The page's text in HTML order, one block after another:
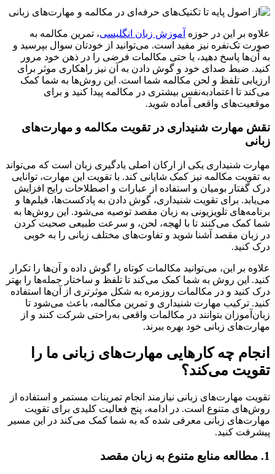
علاوه بر این در حوزه آموزش زبان انگلیسی، تمرین مکالمه به
صورت تک‌نفره نیز مفید است. می‌توانید از خودتان سوال بپرسید و
به آن‌ها پاسخ دهید، یا حتی مکالمات فرضی را در ذهن خود مرور
کنید. ضبط صدای خود و گوش دادن به آن نیز راهکاری موثر برای
ارزیابی تلفظ و لحن مکالمه شما است. این روش‌ها به شما کمک
می‌کند تا اعتمادبه‌نفس بیشتری در مکالمه پیدا کنید و برای
موقعیت‌های واقعی آماده شوید.
نقش مهارت شنیداری در تقویت مکالمه و مهارت‌های
زبانی
مهارت شنیداری یکی از ارکان اصلی یادگیری زبان است که می‌تواند
به تقویت مکالمه نیز کمک شایانی کند. با تقویت این مهارت، توانایی
درک گفتار بومیان و استفاده از عبارات و اصطلاحات رایج افزایش
می‌یابد. برای تقویت شنیداری، گوش دادن به پادکست‌ها، فیلم‌ها و
برنامه‌های تلویزیونی به زبان مقصد توصیه می‌شود. این روش‌ها به
شما کمک می‌کنند تا با لهجه، لحن، و سرعت طبیعی صحبت کردن
در زبان مقصد آشنا شوید و تفاوت‌های مختلف زبانی را به خوبی
درک کنید.
علاوه بر این، می‌توانید مکالمات کوتاه را گوش داده و آن‌ها را تکرار
کنید. این روش به شما کمک می‌کند تا تلفظ و ساختار جمله‌ها را بهتر
درک کنید و در مکالمات روزمره به شکل موثرتری از آن‌ها استفاده
کنید. ترکیب مهارت شنیداری و تمرین مکالمه، باعث می‌شود تا
زبان‌آموزان بتوانند در مکالمات واقعی به‌راحتی شرکت کنند و از
مهارت‌های زبانی خود بهره ببرند.
انجام چه کارهایی مهارت‌های زبانی ما را
تقویت می‌کند؟
تقویت مهارت‌های زبانی نیازمند انجام تمرینات مستمر و استفاده از
روش‌های متنوع است. در ادامه، پنج فعالیت کلیدی برای تقویت
مهارت‌های زبانی معرفی شده که به شما کمک می‌کند در این مسیر
پیشرفت کنید.
1. مطالعه منابع متنوع به زبان مقصد